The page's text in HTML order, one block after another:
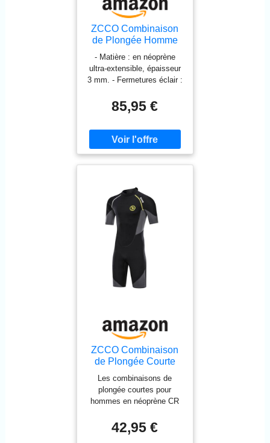
ZCCO Combinaison
de Plongée Homme
Intégrale 3 mm
Néoprène Snorkeling
L
- Matière : en néoprène
ultra-extensible, épaisseur
3 mm. - Fermetures éclair :
éclair sur les bras et les
jambes, pour les enfiler ou
rapport à d'autres
combinaisons en néoprène.
les jambes, pour maintenir
fermement votre peau et
garantir que beaucoup
moins d’eau pénètre à
l’intérieur. - Genouillère
anti-abrasion : offre une
meilleure protection pour
votre genou. - Comment il
nous réchauffe : C’est une
elle nous réchauffe
rapidement sur notre peau.
plus vous serez chaud
dans l'eau.
85,95 €
ZCCO Combinaison
de Plongée Courte
Homme 1.5 mm
Shorty Néoprène
Natation L
Les combinaisons de
plongée courtes pour
hommes en néoprène CR
du nylon et du spandex.
Flexibilité suffisante,
42,95 €